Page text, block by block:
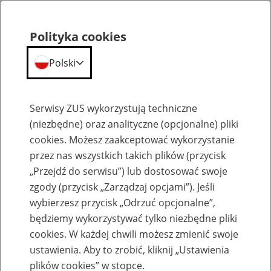
Szkolenia
Zaproś ZUS do siebie: Aktywni 50+
Polityka cookies
Polski
Serwisy ZUS wykorzystują techniczne
(niezbędne) oraz analityczne (opcjonalne) pliki
cookies. Możesz zaakceptować wykorzystanie
przez nas wszystkich takich plików (przycisk
„Przejdź do serwisu”) lub dostosować swoje
zgody (przycisk „Zarządzaj opcjami”). Jeśli
wybierzesz przycisk „Odrzuć opcjonalne”,
będziemy wykorzystywać tylko niezbędne pliki
cookies. W każdej chwili możesz zmienić swoje
ustawienia. Aby to zrobić, kliknij „Ustawienia
plików cookies” w stopce.